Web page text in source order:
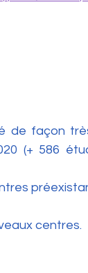
de façon
(+ 586
centres.